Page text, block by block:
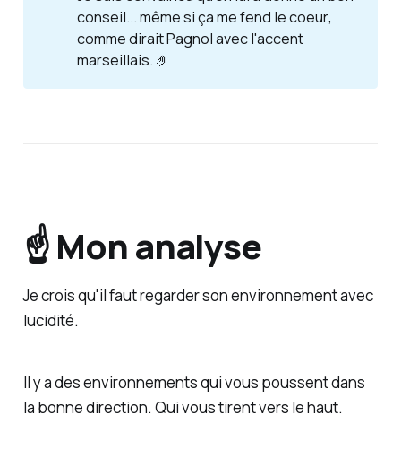
conseil... même siça me fend le coeur,
comme dirait Pagnol avec l'accent
marseillais. 🤌
☝️ Mon analyse
Je crois qu'il faut regarder son environnement avec
lucidité.
Il y a des environnements qui vous poussent dans
la bonne direction. Qui vous tirent vers le haut.